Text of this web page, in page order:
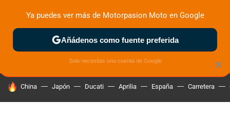
ZONA DE PRUEBAS DEPORTIVAS MOTOS ELÉCTRICAS
HOY SE HABLA DE
China Japón Ducati Aprilia España Carretera
×
Ya puedes ver más de Motorpasion Moto en Google
Añádenos como fuente preferida
Solo necesitas una cuenta de Google